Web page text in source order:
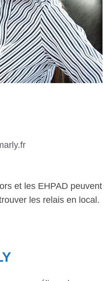
et les EHPAD peuvent
les relais en local.